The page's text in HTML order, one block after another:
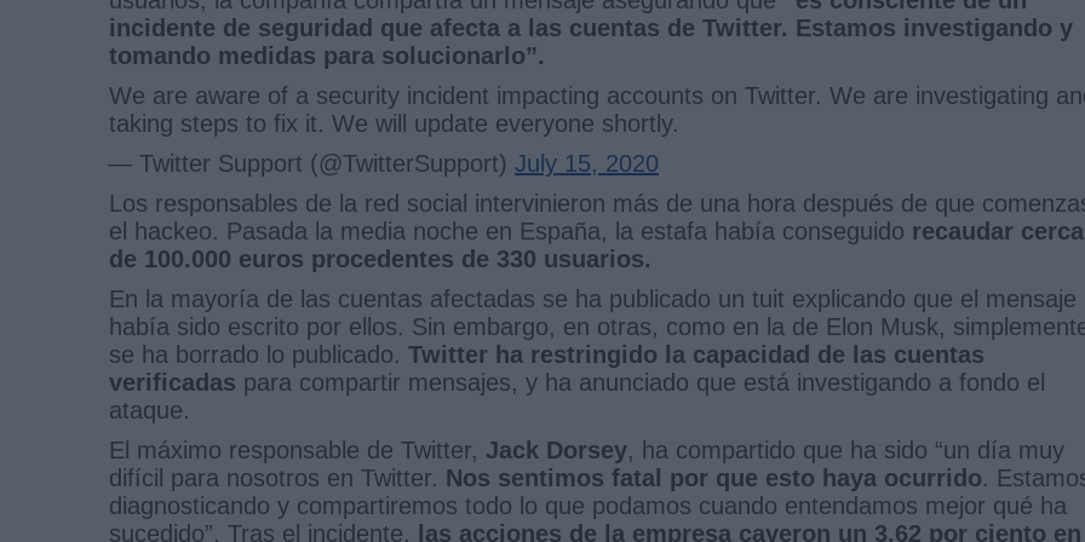
incidente de seguridad que afecta a las cuentas de Twitter. Estamos investigando y
tomando medidas para solucionarlo”.
We are aware of a security incident impacting accounts on Twitter. We are investigating
taking steps to fix it. We will update everyone shortly.
— Twitter Support (@TwitterSupport) July 15, 2020
Los responsables de la red social intervinieron más de una hora después de que
el hackeo. Pasada la media noche en España, la estafa había conseguido recaudar cerca
de 100.000 euros procedentes de 330 usuarios.
En la mayoría de las cuentas afectadas se ha publicado un tuit explicando que el mensaje
había sido escrito por ellos. Sin embargo, en otras, como en la de Elon Musk,
se ha borrado lo publicado. Twitter ha restringido la capacidad de las cuentas
verificadas para compartir mensajes, y ha anunciado que está investigando a fondo el
ataque.
El máximo responsable de Twitter, Jack Dorsey, ha compartido que ha sido “un día muy
difícil para nosotros en Twitter. Nos sentimos fatal por que esto haya ocurrido.
diagnosticando y compartiremos todo lo que podamos cuando entendamos mejor qué ha
sucedido”. Tras el incidente, las acciones de la empresa cayeron un 3,62 por ciento